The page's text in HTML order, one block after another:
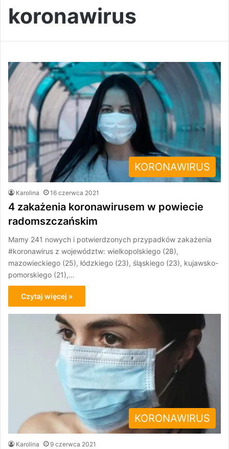
koronawirus
KORONAWIRUS
Karolina 16 czerwca 2021
4 zakażenia koronawirusem w powiecie
radomszczańskim
Mamy 241 nowych i potwierdzonych przypadków zakażenia
#koronawirus z województw: wielkopolskiego (28),
mazowieckiego (25), łódzkiego (23), śląskiego (23), kujawsko-
pomorskiego (21),…
Czytaj więcej »
KORONAWIRUS
Karolina 9 czerwca 2021